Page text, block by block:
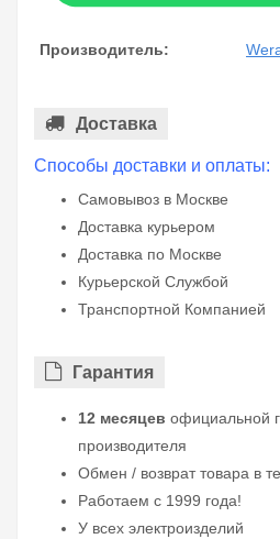
Производитель:
Доставка
Способы доставки и оплаты:
Самовывоз в Москве
Доставка курьером
Доставка по Москве
Курьерской Службой
Транспортной Компанией
Гарантия
12 месяцев официальной
производителя
Обмен / возврат товара в
Работаем с 1999 года!
У всех электроизделий